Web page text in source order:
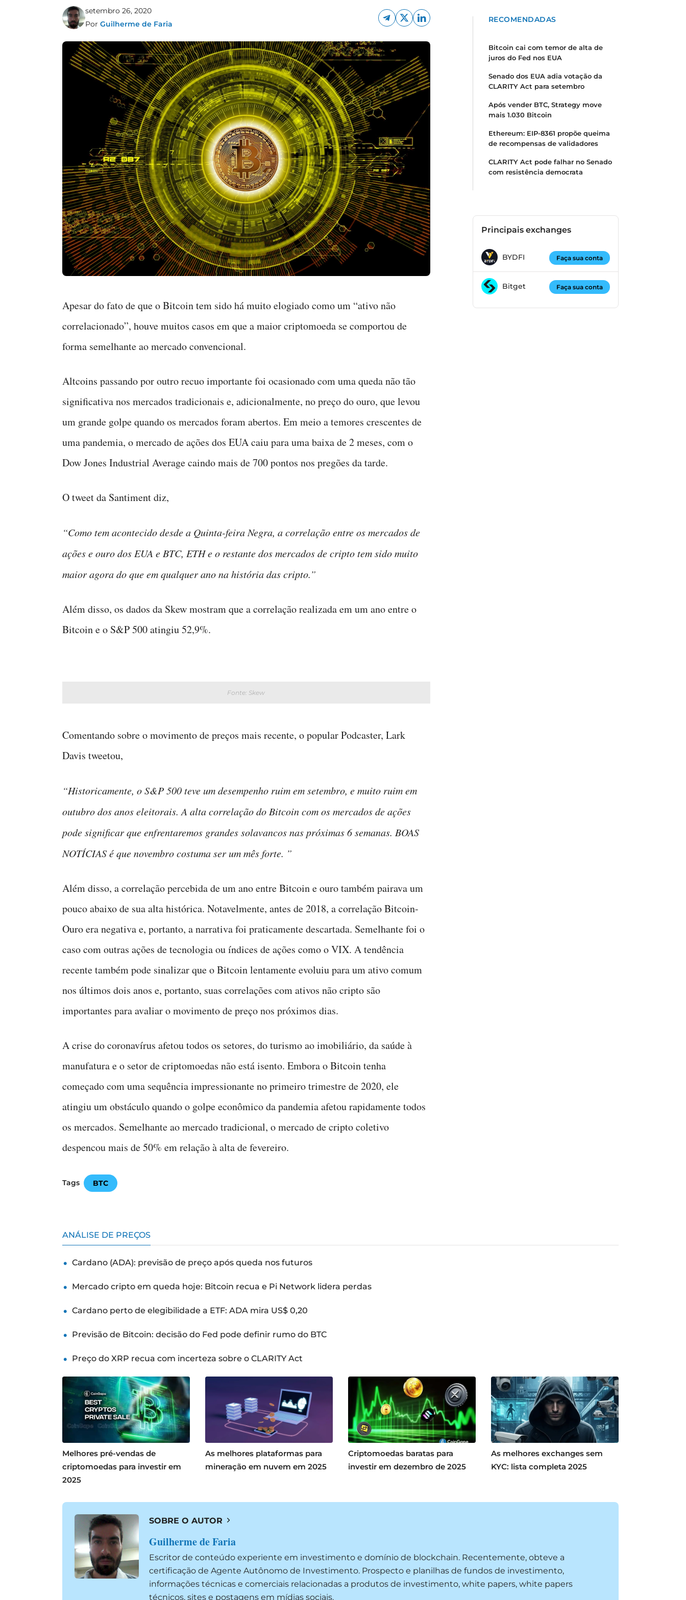
setembro 26, 2020
Por Guilherme de Faria
Apesar do fato de que o Bitcoin tem sido há muito elogiado como um “ativo não
correlacionado”, houve muitos casos em que a maior criptomoeda se comportou de
forma semelhante ao mercado convencional.
Altcoins passando por outro recuo importante foi ocasionado com uma queda não tão
significativa nos mercados tradicionais e, adicionalmente, no preço do ouro, que levou
um grande golpe quando os mercados foram abertos. Em meio a temores crescentes de
uma pandemia, o mercado de ações dos EUA caiu para uma baixa de 2 meses, com o
Dow Jones Industrial Average caindo mais de 700 pontos nos pregões da tarde.
O tweet da Santiment diz,
“Como tem acontecido desde a Quinta-feira Negra, a correlação entre os mercados de
ações e ouro dos EUA e BTC, ETH e o restante dos mercados de cripto tem sido muito
maior agora do que em qualquer ano na história das cripto.”
Além disso, os dados da Skew mostram que a correlação realizada em um ano entre o
Bitcoin e o S&P 500 atingiu 52,9%.
Fonte: Skew
Comentando sobre o movimento de preços mais recente, o popular Podcaster, Lark
Davis tweetou,
“Historicamente, o S&P 500 teve um desempenho ruim em setembro, e muito ruim em
outubro dos anos eleitorais. A alta correlação do Bitcoin com os mercados de ações
pode significar que enfrentaremos grandes solavancos nas próximas 6 semanas. BOAS
NOTÍCIAS é que novembro costuma ser um mês forte. ”
Além disso, a correlação percebida de um ano entre Bitcoin e ouro também pairava um
pouco abaixo de sua alta histórica. Notavelmente, antes de 2018, a correlação Bitcoin-
Ouro era negativa e, portanto, a narrativa foi praticamente descartada. Semelhante foi o
caso com outras ações de tecnologia ou índices de ações como o VIX. A tendência
recente também pode sinalizar que o Bitcoin lentamente evoluiu para um ativo comum
nos últimos dois anos e, portanto, suas correlações com ativos não cripto são
importantes para avaliar o movimento de preço nos próximos dias.
A crise do coronavírus afetou todos os setores, do turismo ao imobiliário, da saúde à
manufatura e o setor de criptomoedas não está isento. Embora o Bitcoin tenha
começado com uma sequência impressionante no primeiro trimestre de 2020, ele
atingiu um obstáculo quando o golpe econômico da pandemia afetou rapidamente todos
os mercados. Semelhante ao mercado tradicional, o mercado de cripto coletivo
despencou mais de 50% em relação à alta de fevereiro.
Tags BTC
RECOMENDADAS
Bitcoin cai com temor de alta de
juros do Fed nos EUA
Senado dos EUA adia votação da
CLARITY Act para setembro
Após vender BTC, Strategy move
mais 1.030 Bitcoin
Ethereum: EIP-8361 propõe queima
de recompensas de validadores
CLARITY Act pode falhar no Senado
com resistência democrata
Principais exchanges
BYDFI Faça sua conta
Bitget Faça sua conta
ANÁLISE DE PREÇOS
Cardano (ADA): previsão de preço após queda nos futuros
Mercado cripto em queda hoje: Bitcoin recua e Pi Network lidera perdas
Cardano perto de elegibilidade a ETF: ADA mira US$ 0,20
Previsão de Bitcoin: decisão do Fed pode definir rumo do BTC
Preço do XRP recua com incerteza sobre o CLARITY Act
Melhores pré-vendas de
criptomoedas para investir em
2025
As melhores plataformas para
mineração em nuvem em 2025
Criptomoedas baratas para
investir em dezembro de 2025
As melhores exchanges sem
KYC: lista completa 2025
SOBRE O AUTOR
Guilherme de Faria
Escritor de conteúdo experiente em investimento e domínio de blockchain. Recentemente, obteve a
certificação de Agente Autônomo de Investimento. Prospecto e planilhas de fundos de investimento,
informações técnicas e comerciais relacionadas a produtos de investimento, white papers, white papers
técnicos, sites e postagens em mídias sociais.